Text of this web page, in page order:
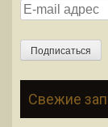
E-mail адрес
Подписаться
Свежие